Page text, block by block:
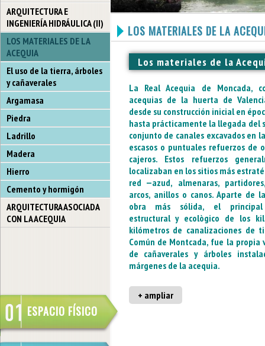
ARQUITECTURA E
INGENIERÍA HIDRÁULICA (II)
LOS MATERIALES DE LA
ACEQUIA
El uso de la tierra, árboles
y cañaverales
Argamasa
Piedra
Ladrillo
Madera
Hierro
Cemento y hormigón
ARQUITECTURA ASOCIADA
CON LA ACEQUIA
ESPACIO FÍSICO
LOS MATERIALES DE LA
Los materiales de la
La Real Acequia de Moncada,
acequias de la huerta de
desde su construcción inicial en
hasta prácticamente la llegada del
conjunto de canales excavados en
escasos o puntuales refuerzos de
cajeros. Estos refuerzos
localizaban en los sitios más
red —azud, almenaras,
arcos, anillos o canos. Aparte de
obra más sólida, el principal
estructural y ecològico de los
kilómetros de canalizaciones de
Común de Montcada, fue la propia
de cañaverales y árboles
márgenes de la acequia.
+ ampliar